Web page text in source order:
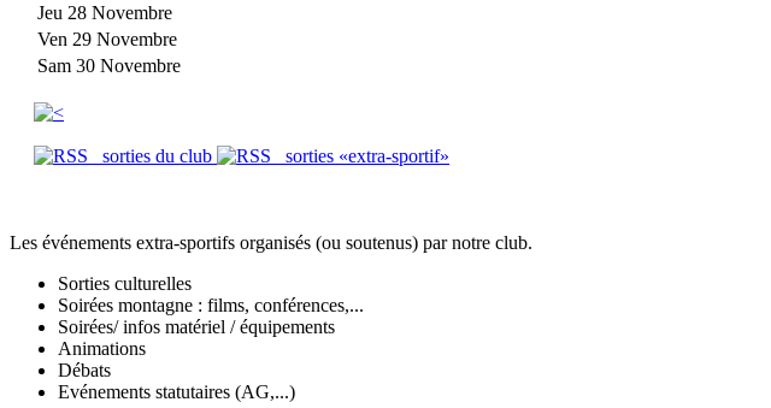
Jeu 28 Novembre
Ven 29 Novembre
Sam 30 Novembre
sorties du club sorties «extra-sportif»
Les événements extra-sportifs organisés (ou soutenus) par notre club.
Sorties culturelles
Soirées montagne : films, conférences,...
Soirées/ infos matériel / équipements
Animations
Débats
Evénements statutaires (AG,...)